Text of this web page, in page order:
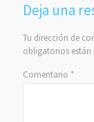
Deja una
Tu dirección de
obligatorios están
Comentario *